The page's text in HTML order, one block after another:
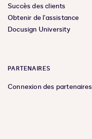
Succès des clients
Obtenir de l’assistance
Docusign University
PARTENAIRES
Connexion des partenaires